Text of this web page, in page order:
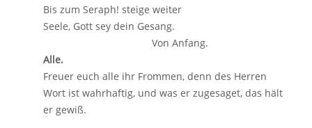
Bis zum Seraph! steige weiter
Seele, Gott sey dein Gesang.
Von Anfang.
Alle.
Freuer euch alle ihr Frommen, denn des Herren
Wort ist wahrhaftig, und was er zugesaget, das hält
er gewiß.